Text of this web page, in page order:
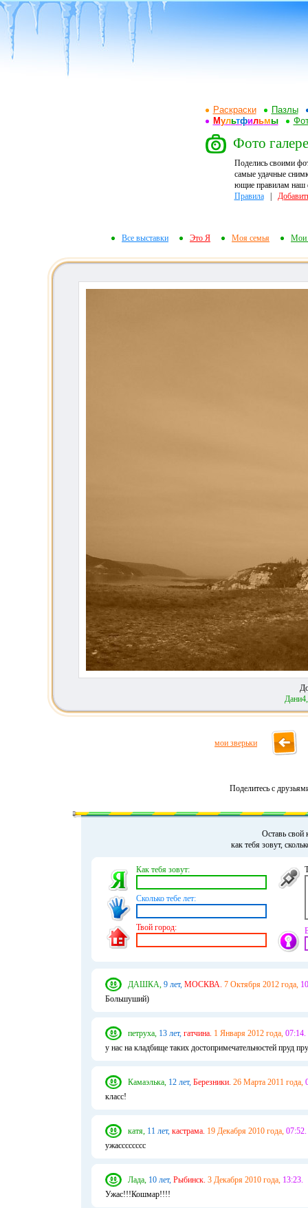
Раскраски
Пазлы
Мультфильмы
Фото
Поделись своими
самые удачные
ющие правилам наш
Правила|
Все выставки Это Я Моя семья Мои
мои зверьки
Поделитесь с
Оставь свой
как тебя зовут,
Как тебя зовут:
Сколько тебе лет:
Твой город:
ДАШКА, 9 лет, МОСКВА. 7 Октября 2012 года,
Большуший)
петруха, 13 лет, гатчина. 1 Января 2012 года, 07:14.
у нас на кладбище таких достопримечательностей пруд
Камаэлька, 12 лет, Березники. 26 Марта 2011 года,
класс!
катя, 11 лет, кастрама. 19 Декабря 2010 года, 07:52.
ужасссссссс
Лада, 10 лет, Рыбинск. 3 Декабря 2010 года, 13:23.
Ужас!!!Кошмар!!!!